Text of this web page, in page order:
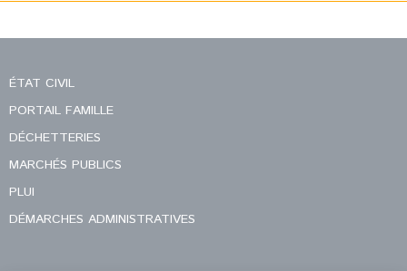
ÉTAT CIVIL
PORTAIL FAMILLE
DÉCHETTERIES
MARCHÉS PUBLICS
PLUI
DÉMARCHES ADMINISTRATIVES